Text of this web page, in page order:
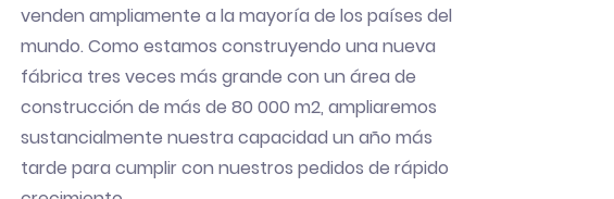
venden ampliamente a la mayoría de los países del
mundo. Como estamos construyendo una nueva
fábrica tres veces más grande con un área de
construcción de más de 80 000 m2, ampliaremos
sustancialmente nuestra capacidad un año más
tarde para cumplir con nuestros pedidos de rápido